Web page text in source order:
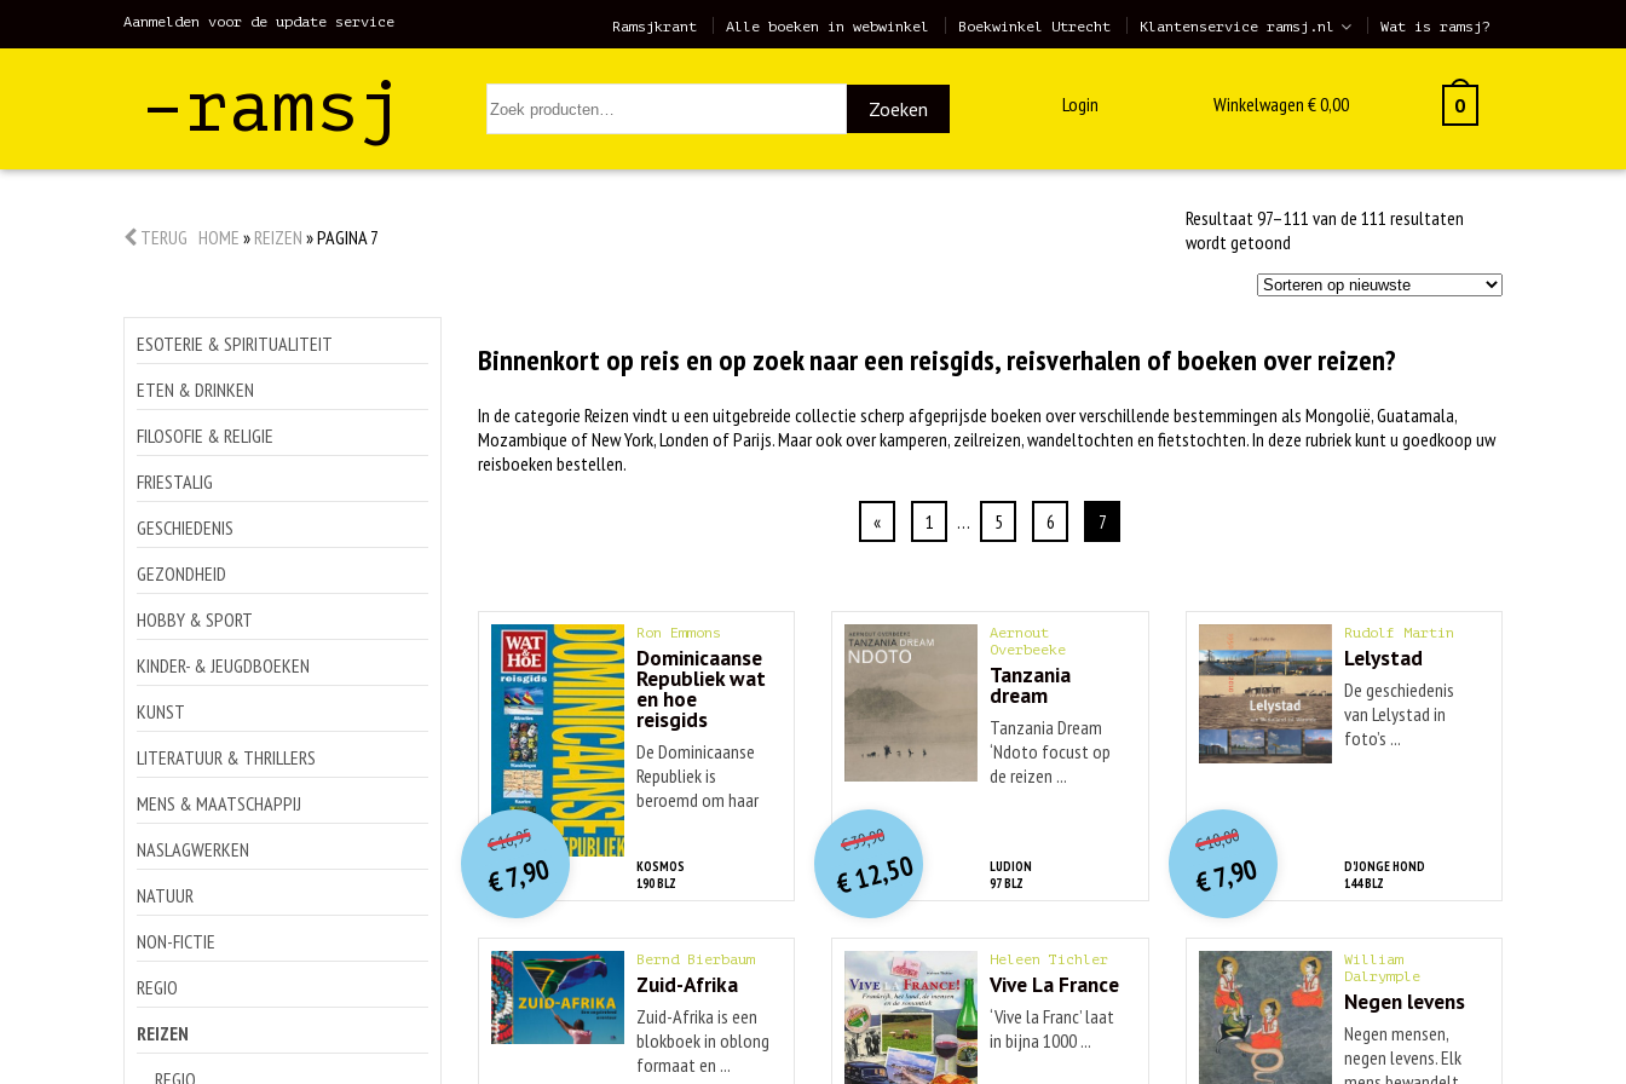
Aanmelden voor de update service Ramsjkrant Alle boeken in webwinkel Boekwinkel Utrecht Klantenservice ramsj.nl Wat is ramsj?
–ramsj Zoeken Login Winkelwagen €0,00 0
TERUG HOME » REIZEN »PAGINA 7
Resultaat 97–111 van de 111 resultaten
wordt getoondGesorteerd
nieuwste
ESOTERIE & SPIRITUALITEIT
ETEN & DRINKEN
FILOSOFIE & RELIGIE
FRIESTALIG
GESCHIEDENIS
GEZONDHEID
HOBBY & SPORT
KINDER- & JEUGDBOEKEN
KUNST
LITERATUUR & THRILLERS
MENS & MAATSCHAPPIJ
NASLAGWERKEN
NATUUR
NON-FICTIE
REGIO
REIZEN
REGIO
Binnenkort op reis en op zoek naar een reisgids, reisverhalen of boeken over reizen?
In de categorie Reizen vindt u een uitgebreide collectie scherp afgeprijsde boeken over verschillende bestemmingen als Mongolië, Guatamala,
Mozambique of New York, Londen of Parijs. Maar ook over kamperen, zeilreizen, wandeltochten en fietstochten. In deze rubriek kunt u goedkoop uw
reisboeken bestellen.
« 1 … 5 6 7
Ron Emmons
Dominicaanse
Republiek wat
en hoe
reisgids
De Dominicaanse
Republiek is
beroemd om haar
KOSMOS
190 BLZ
€16,95O
orspr
onkelijke
prijs
was:
€ 16,95.
€7,90
Huidige
prijs
is:
€ 7,90.
Aernout
Overbeeke
Tanzania
dream
Tanzania Dream
‘Ndoto focust op
de reizen ...
LUDION
97 BLZ
€39,90O
orspr
onkelijke
prijs
was:
€ 39,90.
€12,50
Huidige
prijs
is:€ 12,50.
Rudolf Martin
Lelystad
De geschiedenis
van Lelystad in
foto’s ...
D'JONGE HOND
144 BLZ
€10,00O
orspr
onkelijke
prijs
was:
€ 10,00.
€7,90
Huidige
prijs
is:
€ 7,90.
Bernd Bierbaum
Zuid-Afrika
Zuid-Afrika is een
blokboek in oblong
formaat en ...
Heleen Tichler
Vive La France
‘Vive la Franc’­ laat
in bijna 1000 ...
William
Dalrymple
Negen levens
Negen mensen,
negen levens. Elk